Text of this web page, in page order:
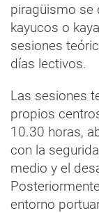
piragüismo se
kayucos o
sesiones
días lectivos.
Las sesiones
propios
10.30 horas,
con la
medio y el
entorno